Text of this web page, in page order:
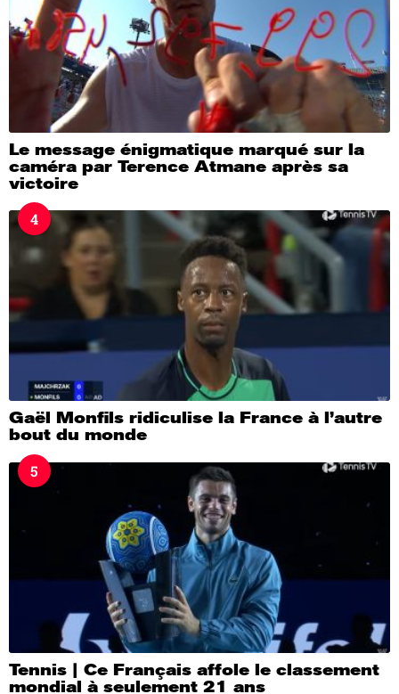
Le message énigmatique marqué sur la
caméra par Terence Atmane après sa
victoire
4
Gaël Monfils ridiculise la France à l’autre
bout du monde
5
Tennis | Ce Français affole le classement
mondial à seulement 21 ans